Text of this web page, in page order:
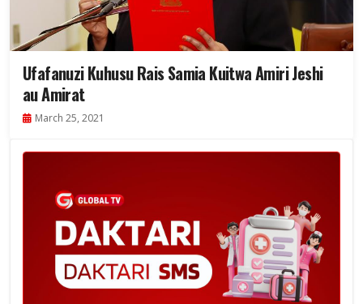
Ufafanuzi Kuhusu Rais Samia Kuitwa Amiri Jeshi
au Amirat
March 25, 2021